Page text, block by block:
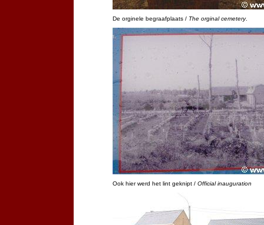
De orginele begraafplaats / The orginal cemetery.
Ook hier werd het lint geknipt / Official inauguration